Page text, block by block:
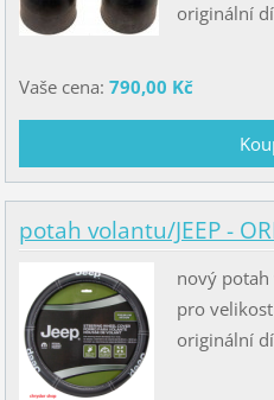
originální
Vaše cena: 790,00 Kč
potah volantu/JEEP -
nový potah
pro
originální